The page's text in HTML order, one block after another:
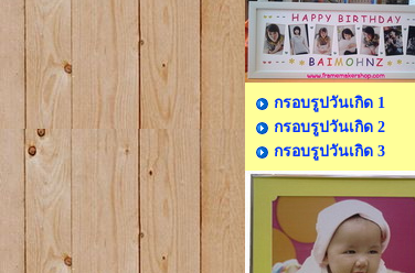
กรอบรูปวันเกิด 1
กรอบรูปวันเกิด 2
กรอบรูปวันเกิด 3